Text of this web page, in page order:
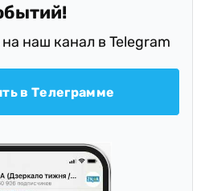
наш канал в Telegram
в Телеграмме